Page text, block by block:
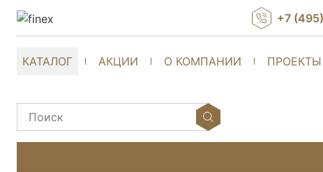
КАТАЛОГ АКЦИИ О КОМПАНИИ ПРОЕКТЫ
+7